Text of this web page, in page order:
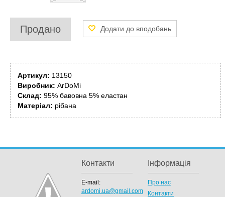
Продано
Артикул: 13150
Виробник: ArDoMi
Склад: 95% бавовна 5% еластан
Матеріал: рібана
Контакти
E-mail:
ardomi.ua@gmail.com
Інформація
Про нас
Контакти